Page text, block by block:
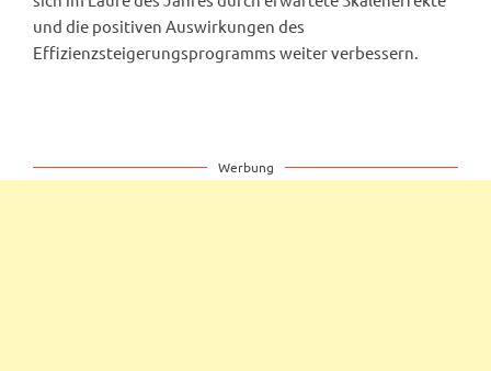
und die positiven Auswirkungen des
Effizienzsteigerungsprogramms weiter verbessern.
Werbung